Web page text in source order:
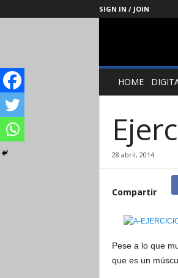
SIGN IN / JOIN
Management
SocietyHOME
28 abril, 2014
Compartir
Pese a lo que
que es un